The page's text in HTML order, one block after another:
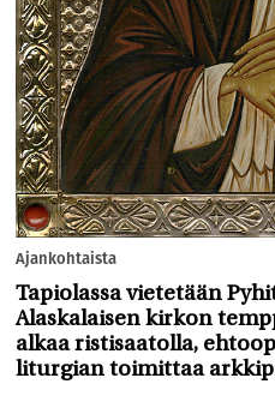
Ajankohtaista
Tapiolassa vietetään
Alaskalaisen kirkon
alkaa ristisaatolla,
liturgian toimittaa